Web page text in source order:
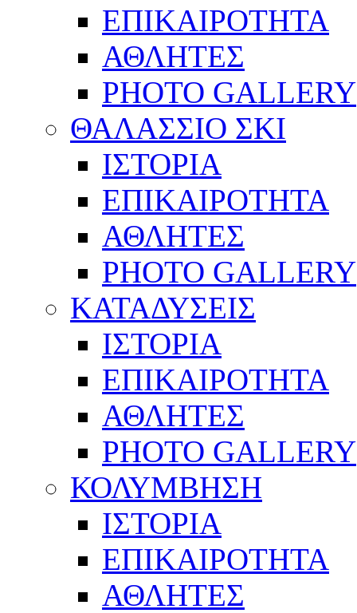
ΕΠΙΚΑΙΡΟΤΗΤΑ
ΑΘΛΗΤΕΣ
PHOTO GALLERY
ΘΑΛΑΣΣΙΟ ΣΚΙ
ΙΣΤΟΡΙΑ
ΕΠΙΚΑΙΡΟΤΗΤΑ
ΑΘΛΗΤΕΣ
PHOTO GALLERY
ΚΑΤΑΔΥΣΕΙΣ
ΙΣΤΟΡΙΑ
ΕΠΙΚΑΙΡΟΤΗΤΑ
ΑΘΛΗΤΕΣ
PHOTO GALLERY
ΚΟΛΥΜΒΗΣΗ
ΙΣΤΟΡΙΑ
ΕΠΙΚΑΙΡΟΤΗΤΑ
ΑΘΛΗΤΕΣ